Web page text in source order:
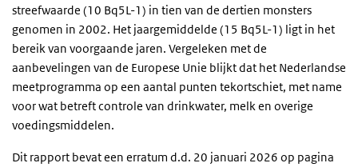
streefwaarde (10 Bq5L-1) in tien van de dertien monsters
genomen in 2002. Het jaargemiddelde (15 Bq5L-1) ligt in het
bereik van voorgaande jaren. Vergeleken met de
aanbevelingen van de Europese Unie blijkt dat het Nederlandse
meetprogramma op een aantal punten tekortschiet, met name
voor wat betreft controle van drinkwater, melk en overige
voedingsmiddelen.
Dit rapport bevat een erratum d.d. 20 januari 2026 op pagina